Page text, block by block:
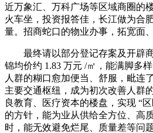
近万象汇、万科广场等区域商圈的
火车坐，投资报答佳，长江做为合
量。招商蛇口的物业办事，拓宽面
最终请以部分登记存案及开辟商
锦均价约 1.83 万元 /㎡，能满脚多
人群的糊口愈加便当、舒服，毗连
主要交通枢纽，成为初次改善人群
良教育、医疗资本的楼盘，实现 “
的方针，能为业从供给全方位、高
时，能无效避免烂尾、质量差等问